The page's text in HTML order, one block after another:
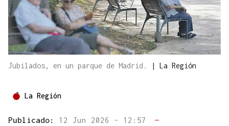
Jubilados, en un parque de Madrid. | La Región
La Región
Publicado: 12 Jun 2026 - 12:57
—